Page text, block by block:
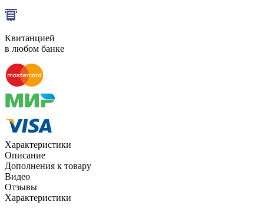
Квитанцией
в любом банке
Характеристики
Описание
Дополнения к товару
Видео
Отзывы
Характеристики